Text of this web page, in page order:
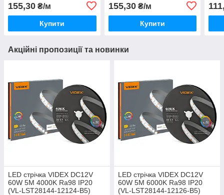
155,30 ₴/м
Купити
Premium.
155,30₴/м
Купити
Акційні пропозиції та новинки
LED стрічка VIDEX DC12V
60W 5M 4000K Ra98 IP20
(VL-LST28144-12124-B5)
LED стрічка VIDEX DC12V
60W 5M 6000K Ra98 IP20
(VL-LST28144-12126-B5)